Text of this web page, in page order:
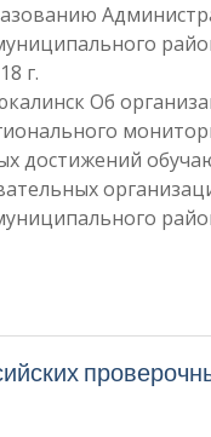
Об
достижений